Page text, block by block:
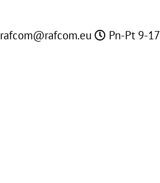
rafcom@rafcom.eu Pn-Pt 9-17